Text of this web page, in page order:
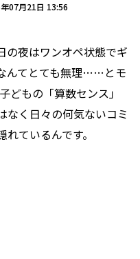
07月21日 13:56
の夜はワンオペ状態でギ
んてとても無理……とモ
どもの「算数センス」
なく日々の何気ないコミ
ているんです。